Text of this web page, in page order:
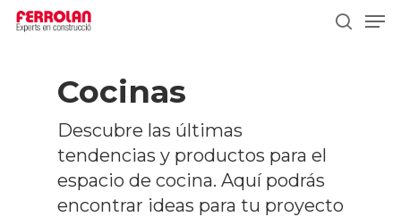
Skip
Cocinas
Descubre las últimas
tendencias y productos para el
espacio de cocina. Aquí podrás
encontrar ideas para tu proyecto